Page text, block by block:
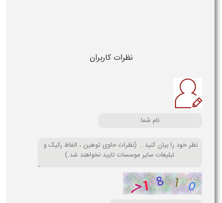
نظرات کاربران